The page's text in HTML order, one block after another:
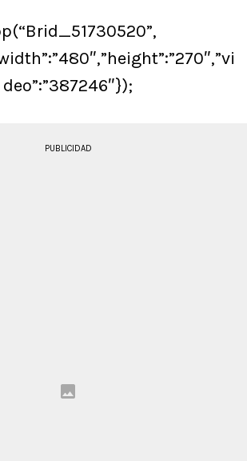
deo”:”387246″});
PUBLICIDAD